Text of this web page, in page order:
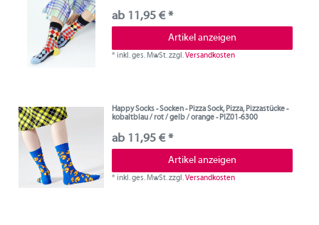
ab 11,95 € *
Artikel anzeigen
*inkl. ges. MwSt.zzgl.Versandkosten
Happy Socks - Socken - Pizza Sock, Pizza, Pizzastücke -
kobaltblau / rot / gelb / orange - PIZ01-6300
ab 11,95 € *
Artikel anzeigen
*inkl. ges. MwSt.zzgl.Versandkosten